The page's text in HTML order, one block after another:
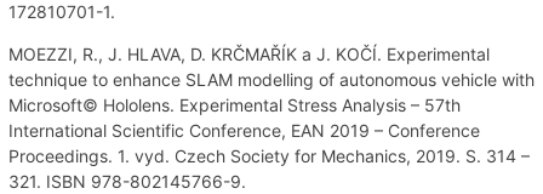
172810701-1.
MOEZZI, R., J. HLAVA, D. KRČMAŘÍK a J. KOČÍ. Experimental
technique to enhance SLAM modelling of autonomous vehicle with
Microsoft© Hololens. Experimental Stress Analysis – 57th
International Scientific Conference, EAN 2019 – Conference
Proceedings. 1. vyd. Czech Society for Mechanics, 2019. S. 314 –
321. ISBN 978-802145766-9.